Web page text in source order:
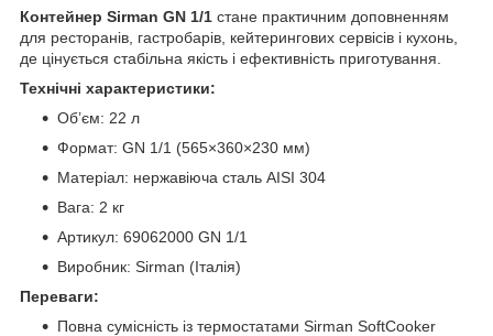
Контейнер Sirman GN 1/1 стане практичним доповненням
для ресторанів, гастробарів, кейтерингових сервісів і кухонь,
де цінується стабільна якість і ефективність приготування.
Технічні характеристики:
Об’єм: 22 л
Формат: GN 1/1 (565×360×230 мм)
Матеріал: нержавіюча сталь AISI 304
Вага: 2 кг
Артикул: 69062000 GN 1/1
Виробник: Sirman (Італія)
Переваги:
Повна сумісність із термостатами Sirman SoftCooker